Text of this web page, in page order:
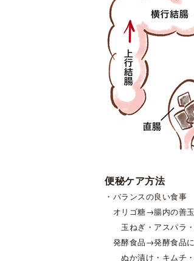
便秘ケア方法
・バランスの良い食事
オリゴ糖→腸内の善
玉ねぎ・アスパラ・
発酵食品→発酵食品に
ぬか漬け・キムチ